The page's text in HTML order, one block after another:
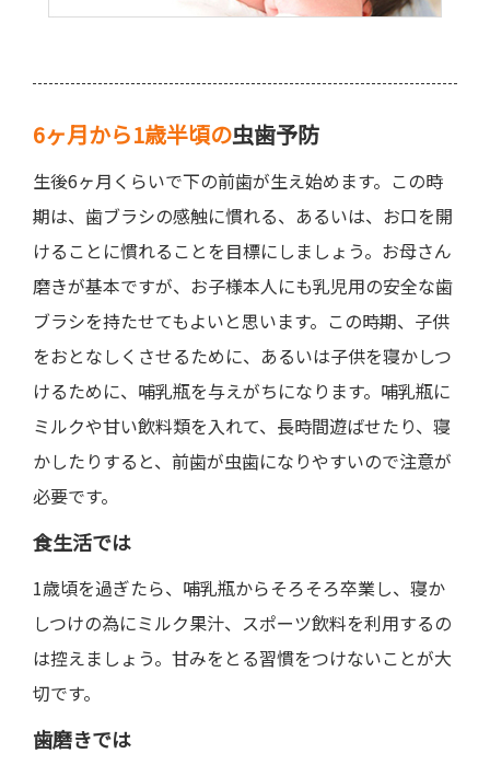
6ヶ月から1歳半頃の虫歯予防
生後6ヶ月くらいで下の前歯が生え始めます。この時
期は、歯ブラシの感触に慣れる、あるいは、お口を開
けることに慣れることを目標にしましょう。お母さん
磨きが基本ですが、お子様本人にも乳児用の安全な歯
ブラシを持たせてもよいと思います。この時期、子供
をおとなしくさせるために、あるいは子供を寝かしつ
けるために、哺乳瓶を与えがちになります。哺乳瓶に
ミルクや甘い飲料類を入れて、長時間遊ばせたり、寝
かしたりすると、前歯が虫歯になりやすいので注意が
必要です。
食生活では
1歳頃を過ぎたら、哺乳瓶からそろそろ卒業し、寝か
しつけの為にミルク果汁、スポーツ飲料を利用するの
は控えましょう。甘みをとる習慣をつけないことが大
切です。
歯磨きでは